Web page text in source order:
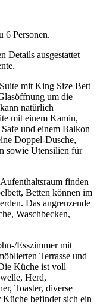
6 Personen.
Details ausgestattet
mit King Size Bett
um die
natürlich
mit einem Kamin,
und einem Balkon
Doppel-Dusche,
sowie Utensilien für
finden
Betten können im
Das angrenzende
Waschbecken,
Esszimmer mit
Terrasse und
Küche ist voll
Herd,
Toaster, diverse
befindet sich ein